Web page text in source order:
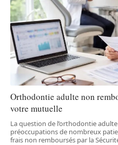
Orthodontie adulte non
votre mutuelle
La question de l’orthodontie
préoccupations de nombreux
frais non remboursés par la